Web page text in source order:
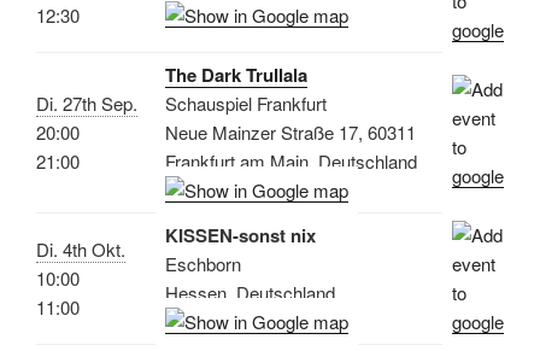
12:30
Di. 27th Sep.
20:00
21:00
The Dark Trullala
Schauspiel Frankfurt
Neue Mainzer Straße 17, 60311
Frankfurt am Main, Deutschland
Di. 4th Okt.
10:00
11:00
KISSEN-sonst nix
Eschborn
Hessen, Deutschland